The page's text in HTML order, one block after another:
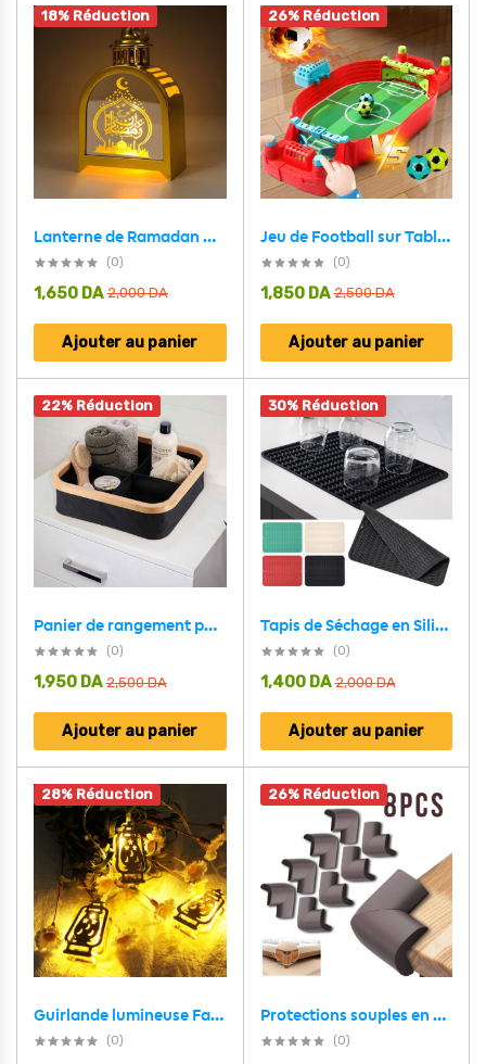
18% Réduction
Lanterne de Ramadan Dorée LED Design Traditionnel avec Silhouette – فانوس مضيء لشهر رمضان
(0)
2,000DA
1,650 DA
Ajouter au panier
26% Réduction
Jeu de Football sur Table Interactif pour enfants V3 – لعبة تسديد الكرات
(0)
2,500DA
1,850 DA
Ajouter au panier
22% Réduction
Panier de rangement pour salle de bain en feutre tissé 4 compartiments – سلة تنظيم الأغراض في الحمام
(0)
2,500DA
1,950 DA
Ajouter au panier
30% Réduction
Tapis de Séchage en Silicone Souple et Flexible pour Cuisine – بساط تقطير الأواني
(0)
2,000DA
1,400 DA
Ajouter au panier
28% Réduction
Guirlande lumineuse Fawanis de Ramadan 1.6 M / 10PCS – أضواء زينة رمضانية من فوانيس
(0)
26% Réduction
Protections souples en mousse pour les bords et les angles des meubles 8pcs – طقم حماية الأطفال
(0)